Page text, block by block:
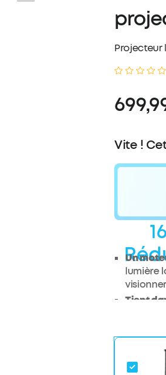
Vite !
Un
lumière
Tient
une
2,5
soucier